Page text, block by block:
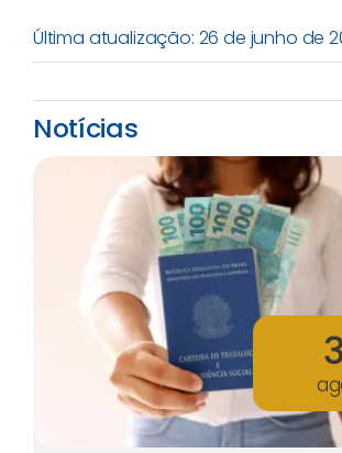
Última atualização: 26 de junho de
Notícias
3